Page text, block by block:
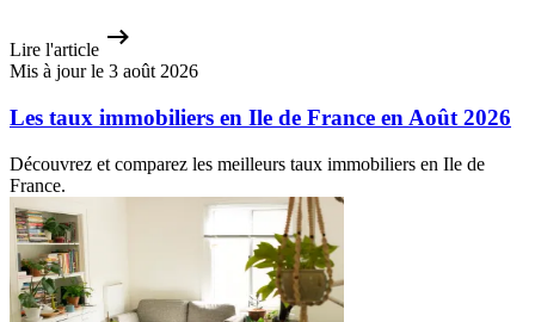
Lire l'article
Mis à jour le 3 août 2026
Les taux immobiliers en Ile de France en Août 2026
Découvrez et comparez les meilleurs taux immobiliers en Ile de
France.